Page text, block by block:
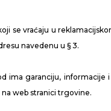
se vraćaju u
navedenu u § 3.
ima garanciju, informacije i
web stranici trgovine.